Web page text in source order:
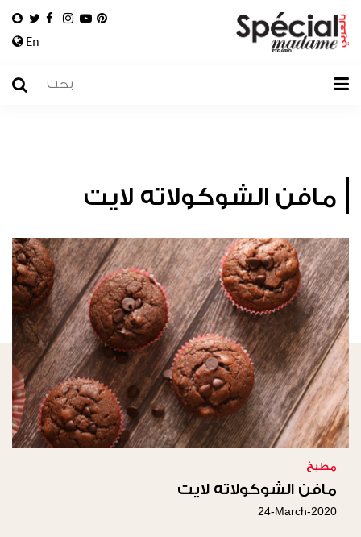
En
مافن الشوكولاته لايت
مطبخ
مافن الشوكولاته لايت
24-March-2020